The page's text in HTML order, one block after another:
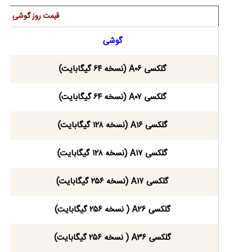
قیمت روز گوشی در
گوشی
گلکسی A۰۶ (نسخه ۶۴ گیگابایت)
گلکسی A۰۷ (نسخه ۶۴ گیگابایت)
گلکسی A۱۶ (نسخه ۱۲۸ گیگابایت)
گلکسی A۱۷ (نسخه ۱۲۸ گیگابایت)
گلکسی A۱۷ (نسخه ۲۵۶ گیگابایت)
گلکسی A۲۶ ( نسخه ۲۵۶ گیگابایت)
گلکسی A۳۶ ( نسخه ۲۵۶ گیگابایت)